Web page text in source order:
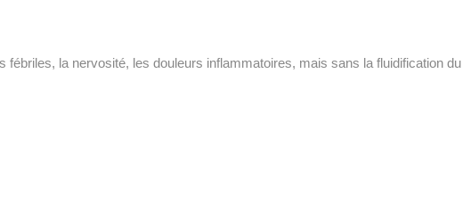
la nervosité, les douleurs inflammatoires, mais sans la fluidification du